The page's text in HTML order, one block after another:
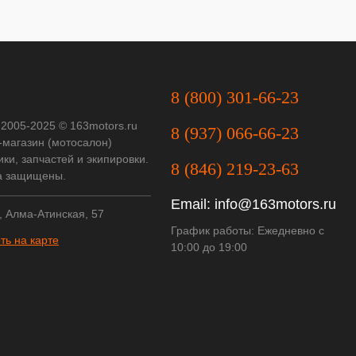
2025 © 163motors.ru
(мотосалон)
запчастей и экипировки.
защищены.
Алма-Атинская, 57
на карте
8 (800) 301-66-23
8 (937) 066-66-23
8 (846) 219-23-63
Email: info@163motors.ru
График работы: Ежедневно с
10:00 до 19:00